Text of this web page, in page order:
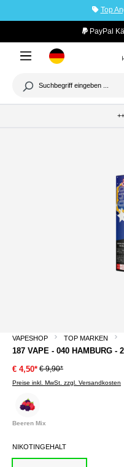
Top
VAPESHOP TOP MARKEN
187 VAPE - 040 HAMBURG -
€ 4,50* € 9,90*
Preise inkl. MwSt. zzgl. Versandkosten
Beeren Mix
NIKOTINGEHALT